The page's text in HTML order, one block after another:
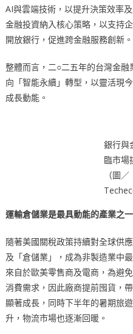
AI與雲端技術，以提升決策效率
金融投資納入核心策略，以支持
開放銀行，促進跨金融服務創新。
整體而言，二○二五年的台灣金
向「智能永續」轉型，以靈活現
成長動能。
銀行與
臨市場
（圖／
運輸倉儲業是最具動能的產業之一
隨著美國關稅政策持續對全球供
及「倉儲業」，成為非製造業中
來自於歐美零售商及電商，為避
消費需求，因此廠商提前囤貨，
顯著成長，同時下半年的暑期旅
升，物流市場也逐漸回暖。